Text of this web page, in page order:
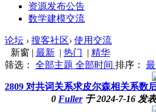
资源发布公告
数学建模交流
论坛 › 搜客社区› 使用交流
新窗 | 最新 | 热门 | 精华
筛选： 全部主题 全部时间 排序：
2809 对共词关系求皮尔森相关系数
0 Fuller 于2024-7-16 发表